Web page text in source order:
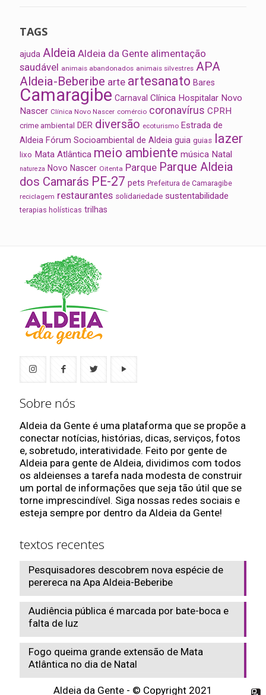
TAGS
ajuda Aldeia Aldeia da Gente alimentação
saudável animais abandonados animais silvestres APA
Aldeia-Beberibe arte artesanato Bares
Camaragibe Carnaval Clínica Hospitalar Novo
Nascer Clínica Novo Nascer comércio coronavírus CPRH
crime ambiental DER diversão ecoturismo Estrada de
Aldeia Fórum Socioambiental de Aldeia guia guias lazer
lixo Mata Atlântica meio ambiente música Natal
natureza Novo Nascer Oitenta Parque Parque Aldeia
dos Camarás PE-27 pets Prefeitura de Camaragibe
reciclagem restaurantes solidariedade sustentabilidade
terapias holísticas trilhas
Sobre nós
Aldeia da Gente é uma plataforma que se propõe a
conectar notícias, histórias, dicas, serviços, fotos
e, sobretudo, interatividade. Feito por gente de
Aldeia para gente de Aldeia, dividimos com todos
os aldeienses a tarefa nada modesta de construir
um portal de informações que seja tão útil que se
torne imprescindível. Siga nossas redes sociais e
esteja sempre por dentro da Aldeia da Gente!
textos recentes
Pesquisadores descobrem nova espécie de
perereca na Apa Aldeia-Beberibe
Audiência pública é marcada por bate-boca e
falta de luz
Fogo queima grande extensão de Mata
Atlântica no dia de Natal
Aldeia da Gente - © Copyright 2021